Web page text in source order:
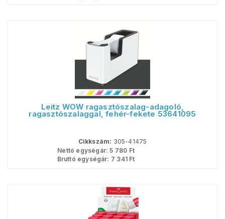
Leitz WOW ragasztószalag-adagoló,
ragasztószalaggal, fehér-fekete 53641095
Cikkszám: 305-41475
Nettó egységár: 5 780 Ft
Bruttó egységár: 7 341Ft